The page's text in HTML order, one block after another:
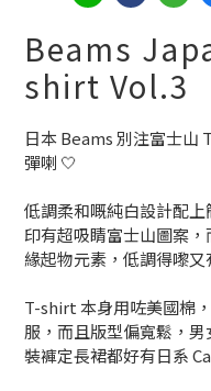
Beams
shirt Vol.3
日本 Beams 別注富士
彈喇 🤍
低調柔和嘅純白設計配
印有超吸睛富士山圖案
緣起物元素，低調得嚟又
T-shirt 本身用咗美國棉
服，而且版型偏寬鬆，
裝褲定長裙都好有日系